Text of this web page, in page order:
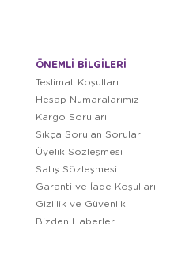
ÖNEMLİ BİLGİLERİ
Teslimat Koşulları
Hesap Numaralarımız
Kargo Soruları
Sıkça Sorulan Sorular
Üyelik Sözleşmesi
Satış Sözleşmesi
Garanti ve İade Koşulları
Gizlilik ve Güvenlik
Bizden Haberler